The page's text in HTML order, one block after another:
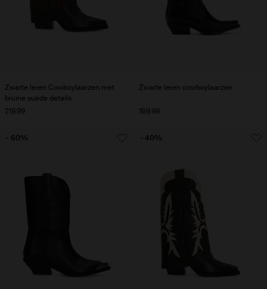
Zwarte leren Cowboylaarzen met
bruine suède details
219.99
Zwarte leren cowboylaarzen
189.99
- 60% - 40%